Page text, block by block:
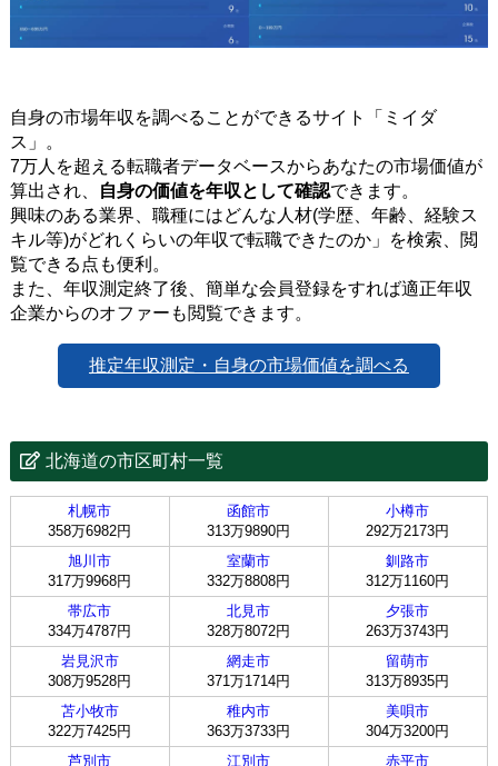
自身の市場年収を調べることができるサイト「ミイダ
ス」。
7万人を超える転職者データベースからあなたの市場価値が
算出され、
自身の価値を年収として確認できます。
興味のある業界、職種にはどんな人材(学歴、年齢、経験ス
キル等)がどれくらいの年収で転職できたのか」を検索、閲
覧できる点も便利。
また、年収測定終了後、簡単な会員登録をすれば適正年収
企業からのオファーも閲覧できます。
推定年収測定・自身の市場価値を調べる
北海道の市区町村一覧
札幌市
358万6982円
函館市
313万9890円
小樽市
292万2173円
旭川市
317万9968円
室蘭市
332万8808円
釧路市
312万1160円
帯広市
334万4787円
北見市
328万8072円
夕張市
263万3743円
岩見沢市
308万9528円
網走市
371万1714円
留萌市
313万8935円
苫小牧市
322万7425円
稚内市
363万3733円
美唄市
304万3200円
芦別市
江別市 赤平市